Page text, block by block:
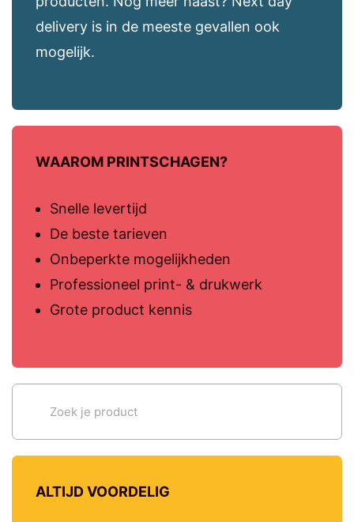
delivery is in de meeste gevallen ook
mogelijk.
WAAROM PRINTSCHAGEN?
Snelle levertijd
De beste tarieven
Onbeperkte mogelijkheden
Professioneel print- & drukwerk
Grote product kennis
ALTIJD VOORDELIG